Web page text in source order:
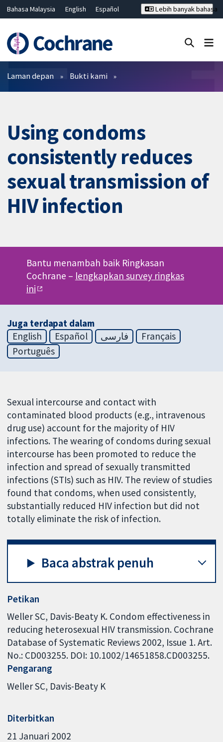
Bahasa Malaysia English
Español
Hrvatski
Deutsch ไทย
繁體中文
简体中文
Lebih banyak bahasa
Penapis
Laman depan Bukti kami
Using condoms
consistently reduces
sexual transmission of
HIV infection
Bantu menambah baik Ringkasan
Cochrane – lengkapkan survey ringkas
ini
Juga terdapat dalam
English
Español فارسی
Français
Português
Sexual intercourse and contact with
contaminated blood products (e.g., intravenous
drug use) account for the majority of HIV
infections. The wearing of condoms during sexual
intercourse has been promoted to reduce the
infection and spread of sexually transmitted
infections (STIs) such as HIV. The review of studies
found that condoms, when used consistently,
substantially reduced HIV infection but did not
totally eliminate the risk of infection.
Baca abstrak penuh
Petikan
Weller SC, Davis-Beaty K. Condom effectiveness in
reducing heterosexual HIV transmission. Cochrane
Database of Systematic Reviews 2002, Issue 1. Art.
No.: CD003255. DOI: 10.1002/14651858.CD003255.
Pengarang
Weller SC Davis-Beaty K
Diterbitkan
21 Januari 2002